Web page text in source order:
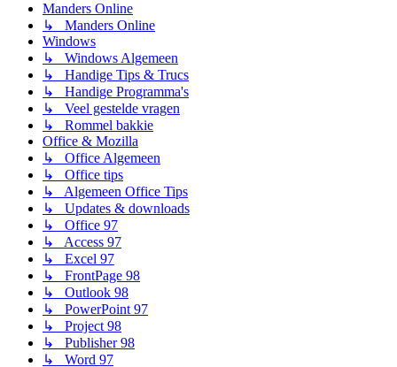
Manders Online
↳ Manders Online
Windows
↳ Windows Algemeen
↳ Handige Tips & Trucs
↳ Handige Programma's
↳ Veel gestelde vragen
↳ Rommel bakkie
Office & Mozilla
↳ Office Algemeen
↳ Office tips
↳ Algemeen Office Tips
↳ Updates & downloads
↳ Office 97
↳ Access 97
↳ Excel 97
↳ FrontPage 98
↳ Outlook 98
↳ PowerPoint 97
↳ Project 98
↳ Publisher 98
↳ Word 97